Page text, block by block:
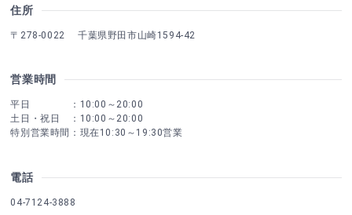
住所
〒278-0022 千葉県野田市山崎1594-42
営業時間
平日 ：10:00～20:00
土日・祝日 ：10:00～20:00
特別営業時間：現在10:30～19:30営業
電話
04-7124-3888